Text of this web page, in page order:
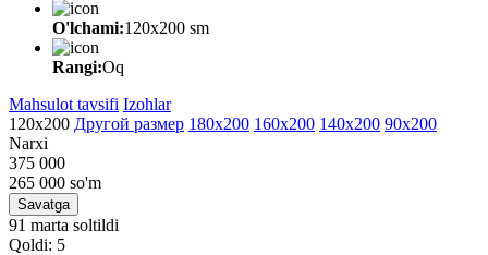
O'lchami:120х200 sm
Rangi:Oq
Mahsulot tavsifi Izohlar
120х200 Другой размер 180х200 160х200 140х200 90х200
Narxi
375 000
265 000 so'm
Savatga
91 marta soltildi
Qoldi: 5